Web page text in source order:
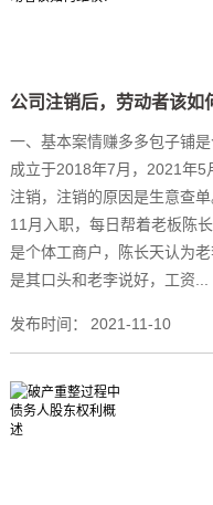
公司注销后，劳动者该如
一、基本案情赚多多包子铺
成立于2018年7月，2021年5
注销，注销的原因是生意查
11月入职，每日帮着老板陈
是个体工商户，陈长天认为
是其口头和老李说好，工资...
发布时间： 2021-11-10